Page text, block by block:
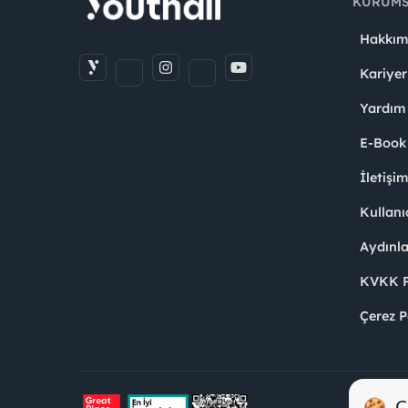
Kariyer
Yardım
E-Book
KVKK
Çerez